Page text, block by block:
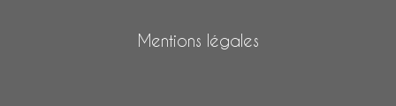
Mentions légales